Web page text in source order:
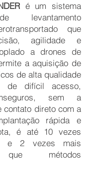
é um sistema
levantamento
que
agilidade e
a drones de
a aquisição de
de alta qualidade
de difícil acesso,
sem a
contato direto com a
rápida e
é até 10 vezes
e 2 vezes mais
que métodos